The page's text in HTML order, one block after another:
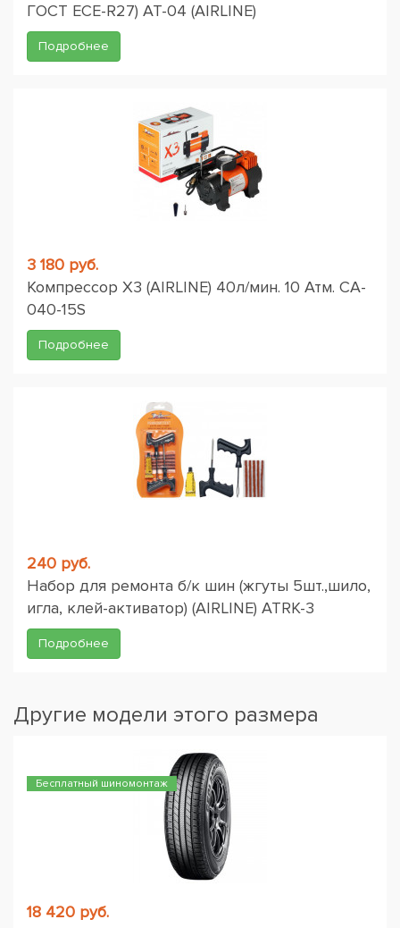
ГОСТ ЕСЕ-R27) AT-04 (AIRLINE)
Подробнее
3 180 руб.
Компрессор X3 (AIRLINE) 40л/мин. 10 Атм. CA-
040-15S
Подробнее
240 руб.
Набор для ремонта б/к шин (жгуты 5шт.,шило,
игла, клей-активатор) (AIRLINE) ATRK-3
Подробнее
Другие модели этого размера
Бесплатный шиномонтаж
18 420 руб.